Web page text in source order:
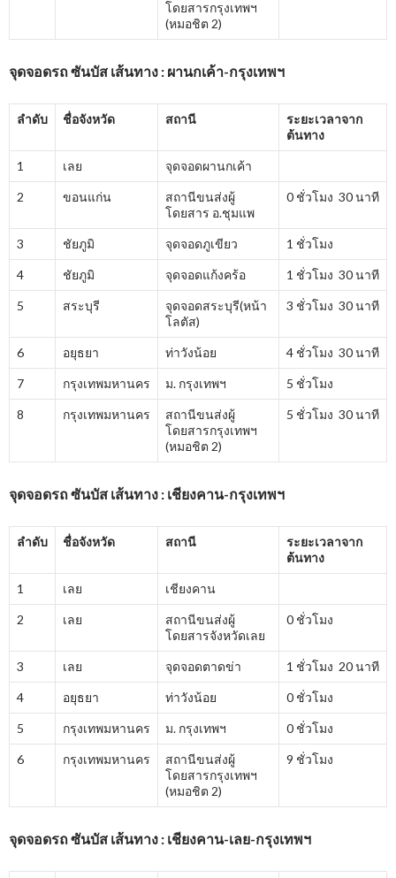
โดยสารกรุงเทพฯ
(หมอชิต 2)
จุดจอดรถ ซันบัส เส้นทาง : ผานกเค้า-กรุงเทพฯ
ลำดับ ชื่อจังหวัด สถานี
ระยะเวลาจาก
ต้นทาง
1 เลย จุดจอดผานกเค้า
2 ขอนแก่น
สถานีขนส่งผู้
โดยสาร อ.ชุมแพ
0 ชั่วโมง 30 นาที
3 ชัยภูมิ จุดจอดภูเขียว 1 ชั่วโมง
4 ชัยภูมิ จุดจอดแก้งคร้อ 1 ชั่วโมง 30 นาที
5 สระบุรี
จุดจอดสระบุรี(หน้า
โลตัส)
3 ชั่วโมง 30 นาที
6 อยุธยา ท่าวังน้อย 4 ชั่วโมง 30 นาที
7 กรุงเทพมหานคร ม. กรุงเทพฯ 5 ชั่วโมง
8 กรุงเทพมหานคร
สถานีขนส่งผู้
โดยสารกรุงเทพฯ
(หมอชิต 2)
5 ชั่วโมง 30 นาที
จุดจอดรถ ซันบัส เส้นทาง : เชียงคาน-กรุงเทพฯ
ลำดับ ชื่อจังหวัด สถานี
ระยะเวลาจาก
ต้นทาง
1 เลย เชียงคาน
2 เลย
สถานีขนส่งผู้
โดยสารจังหวัดเลย
0 ชั่วโมง
3 เลย จุดจอดตาดข่า 1 ชั่วโมง 20 นาที
4 อยุธยา ท่าวังน้อย 0 ชั่วโมง
5 กรุงเทพมหานคร ม. กรุงเทพฯ 0 ชั่วโมง
6 กรุงเทพมหานคร
สถานีขนส่งผู้
โดยสารกรุงเทพฯ
(หมอชิต 2)
9 ชั่วโมง
จุดจอดรถ ซันบัส เส้นทาง : เชียงคาน-เลย-กรุงเทพฯ